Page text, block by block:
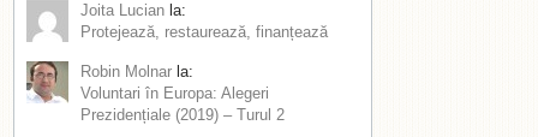
Joita Lucian la:
Protejează, restaurează, finanțează
Robin Molnar la:
Voluntari în Europa: Alegeri
Prezidențiale (2019) – Turul 2